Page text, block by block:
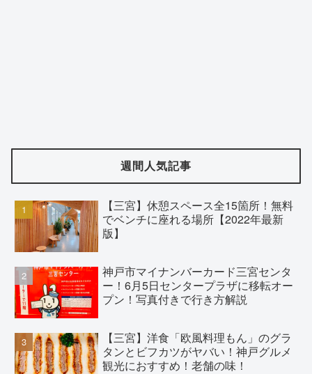
週間人気記事
【三宮】休憩スペース全15箇所！無料
でベンチに座れる場所【2022年最新
版】
神戸市マイナンバーカード三宮センタ
ー！6月5日センタープラザに移転オー
プン！写真付きで行き方解説
【三宮】洋食「欧風料理もん」のグラ
タンとビフカツがヤバい！神戸グルメ
観光におすすめ！老舗の味！